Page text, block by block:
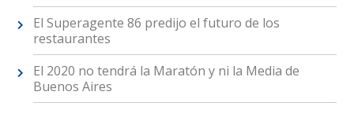
El Superagente 86 predijo el futuro de los
restaurantes
El 2020 no tendrá la Maratón y ni la Media de
Buenos Aires